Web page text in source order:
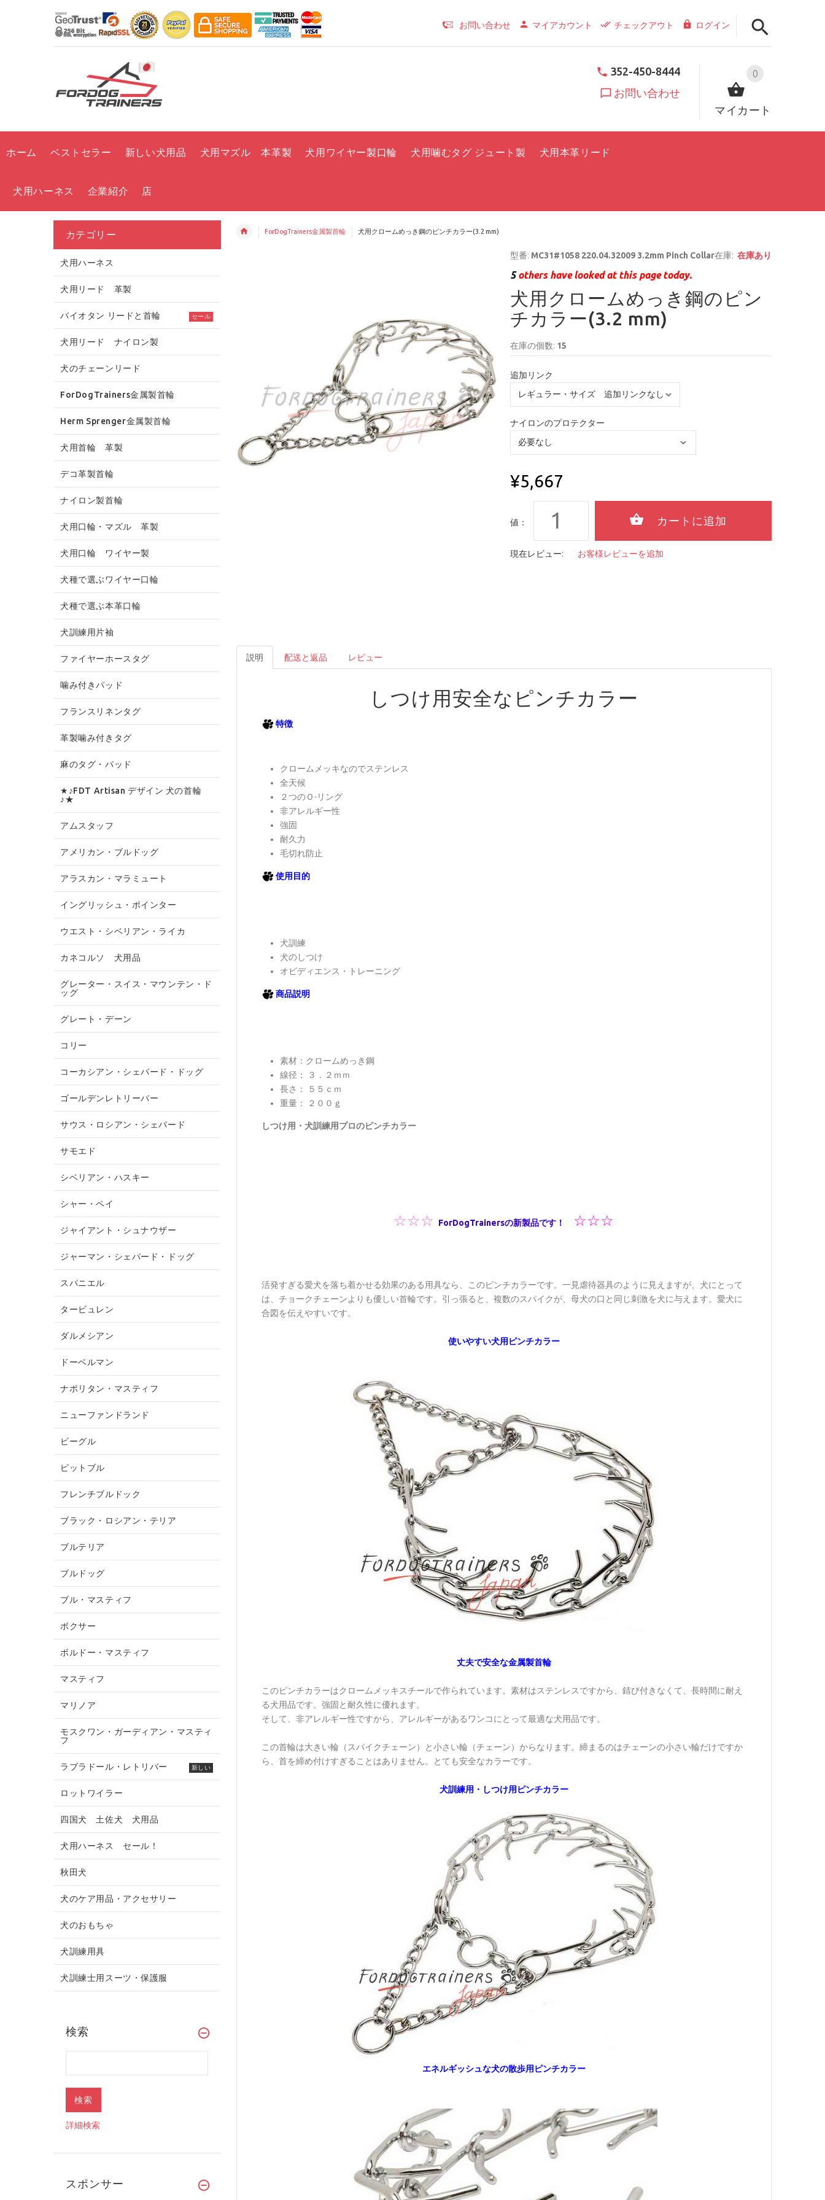
お問い合わせ マイアカウント チェックアウト ログイン
0
マイカート
352-450-8444
お問い合わせ
ホーム ベストセラー 新しい犬用品 犬用マズル 本革製 犬用ワイヤー製口輪 犬用噛むタグ ジュート製 犬用本革リード
犬用ハーネス 企業紹介 店
ForDogTrainers金属製首輪 犬用クロームめっき鋼のピンチカラー(3.2 mm)
型番: MC31#1058 220.04.32009 3.2mm Pinch Collar在庫: 在庫あり
5others have looked at this page today.
犬用クロームめっき鋼のピン
チカラー(3.2 mm)
在庫の個数: 15
追加リンク
ナイロンのプロテクター
¥5,667
値：
現在レビュー: お客様レビューを追加
説明 配送と返品 レビュー
しつけ用安全なピンチカラー
特徴
クロームメッキなのでステンレス
全天候
２つのＯ-リング
非アレルギー性
強固
耐久力
毛切れ防止
使用目的
犬訓練
犬のしつけ
オビディエンス・トレーニング
商品説明
素材：クロームめっき鋼
線径： ３．２ｍｍ
長さ： ５５ｃｍ
重量： ２００ｇ
しつけ用・犬訓練用プロのピンチカラー
☆☆☆ ForDogTrainersの新製品です！ ☆☆☆
活発すぎる愛犬を落ち着かせる効果のある用具なら、このピンチカラーです。一見虐待器具のように見えますが、犬にとって
は、チョークチェーンよりも優しい首輪です。引っ張ると、複数のスパイクが、母犬の口と同じ刺激を犬に与えます。愛犬に
合図を伝えやすいです。
使いやすい犬用ピンチカラー
丈夫で安全な金属製首輪
このピンチカラーはクロームメッキスチールで作られています。素材はステンレスですから、錆び付きなくて、長時間に耐え
る犬用品です。強固と耐久性に優れます。
そして、非アレルギー性ですから、アレルギーがあるワンコにとって最適な犬用品です。
この首輪は大きい輪（スパイクチェーン）と小さい輪（チェーン）からなります。締まるのはチェーンの小さい輪だけですか
ら、首を締め付けすぎることはありません。とても安全なカラーです。
犬訓練用・しつけ用ピンチカラー
エネルギッシュな犬の散歩用ピンチカラー
カテゴリー
犬用ハーネス
犬用リード 革製
バイオタン リードと首輪 セール
犬用リード ナイロン製
犬のチェーンリード
ForDogTrainers金属製首輪
Herm Sprenger金属製首輪
犬用首輪 革製
デコ革製首輪
ナイロン製首輪
犬用口輪・マズル 革製
犬用口輪 ワイヤー製
犬種で選ぶワイヤー口輪
犬種で選ぶ本革口輪
犬訓練用片袖
ファイヤーホースタグ
噛み付きパッド
フランスリネンタグ
革製噛み付きタグ
麻のタグ・パッド
★♪FDT Artisan デザイン 犬の首輪
♪★
アムスタッフ
アメリカン・ブルドッグ
アラスカン・マラミュート
イングリッシュ・ポインター
ウエスト・シベリアン・ライカ
カネコルソ 犬用品
グレーター・スイス・マウンテン・ド
ッグ
グレート・デーン
コリー
コーカシアン・シェパード・ドッグ
ゴールデンレトリーバー
サウス・ロシアン・シェパード
サモエド
シベリアン・ハスキー
シャー・ペイ
ジャイアント・シュナウザー
ジャーマン・シェパード・ドッグ
スパニエル
タービュレン
ダルメシアン
ドーベルマン
ナポリタン・マスティフ
ニューファンドランド
ビーグル
ピットブル
フレンチブルドック
ブラック・ロシアン・テリア
ブルテリア
ブルドッグ
ブル・マスティフ
ボクサー
ボルドー・マスティフ
マスティフ
マリノア
モスクワン・ガーディアン・マスティ
フ
ラブラドール・レトリバー 新しい
ロットワイラー
四国犬 土佐犬 犬用品
犬用ハーネス セール！
秋田犬
犬のケア用品・アクセサリー
犬のおもちゃ
犬訓練用具
犬訓練士用スーツ・保護服
検索
詳細検索
スポンサー